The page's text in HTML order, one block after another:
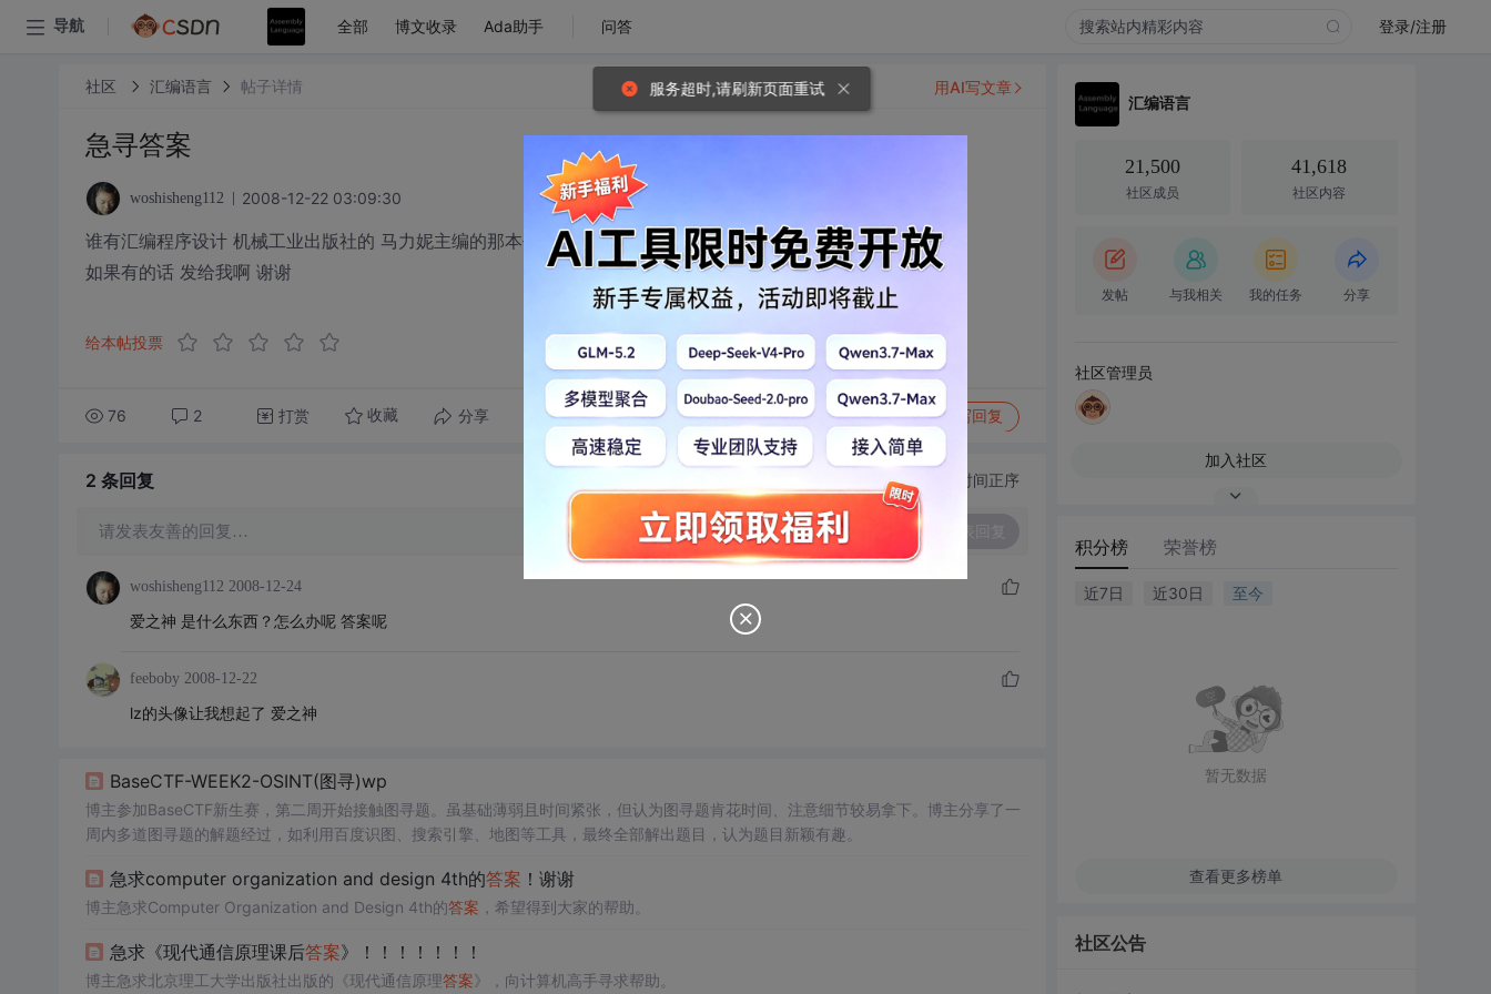
导航 全部 博文收录 Ada助手 问答 登录/注册
社区 汇编语言 帖子详情
急寻答案
woshisheng112 2008-12-22 03:09:30
谁有汇编程序设计 机械工业出版社的 马力妮主编的那本书的课后习题答案吗？
如果有的话 发给我啊 谢谢
给本帖投票
76 2 打赏 收藏 分享 转发到动态 举报 写回复
用AI写文章
2 条回复 切换为时间正序
请发表友善的回复…
woshisheng112 2008-12-24
爱之神 是什么东西？怎么办呢 答案呢
feeboby 2008-12-22
lz的头像让我想起了 爱之神
BaseCTF-WEEK2-OSINT(图寻)wp
博主参加BaseCTF新生赛，第二周开始接触图寻题。虽基础薄弱且时间紧张，但认为图寻题肯花时间、注意细节较易拿下。博主分享了一
周内多道图寻题的解题经过，如利用百度识图、搜索引擎、地图等工具，最终全部解出题目，认为题目新颖有趣。
急求computer organization and design 4th的答案 ！谢谢
博主急求Computer Organization and Design 4th的答案 ，希望得到大家的帮助。
急求《现代通信原理课后答案》！！！！！！！
博主急求北京理工大学出版社出版的《现代通信原理答案》，向计算机高手寻求帮助。
汇编语言
21,500
社区成员
41,618
社区内容
发帖 与我相关 我的任务 分享
社区管理员
加入社区
积分榜 荣誉榜
近7日 近30日 至今
暂无数据
查看更多榜单
社区公告
服务超时,请刷新页面重试